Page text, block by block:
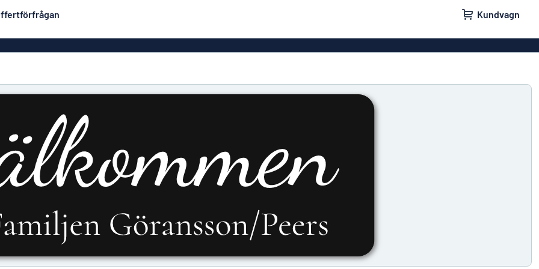
Kundvagn
Rollups
Solid PET
Taktila skyltar
Träskyltar
Konturskurna skyltar
Aluminiumskyltar i
emaljstil
Brevlådeskyltar Namnskyltar
Märkskyltar